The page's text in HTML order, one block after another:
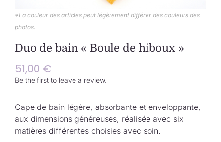
Collection de Noël
*La couleur des articles peut légèrement différer des couleurs des
photos.
Duo de bain « Boule de hiboux »
51,00 €
Be the first to leave a review.
Cape de bain légère, absorbante et enveloppante,
aux dimensions généreuses, réalisée avec six
matières différentes choisies avec soin.